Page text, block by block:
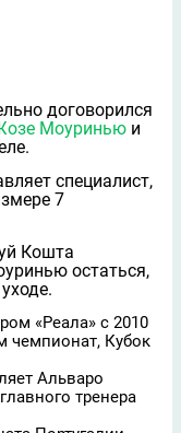
договорился
Моуринью и
специалист,
7
Кошта
остаться,
«Реала» с 2010
чемпионат, Кубок
Альваро
тренера